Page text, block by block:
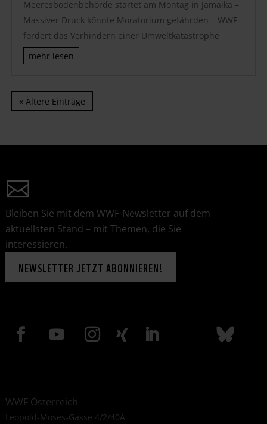
Meeresbodenbehörde startet am Montag in Jamaika –
Massiver Druck könnte Moratorium gefährden – WWF
fordert das Verhindern einer Umweltkatastrophe
mehr lesen
« Ältere Einträge
Bleiben Sie mit dem WWF-Newsletter auf dem
aktuellsten Stand – mit Themen, die Sie
interessieren.
NEWSLETTER JETZT ABONNIEREN!
WWF Österreich
Leopold-Moses-Gasse 4/2/40A